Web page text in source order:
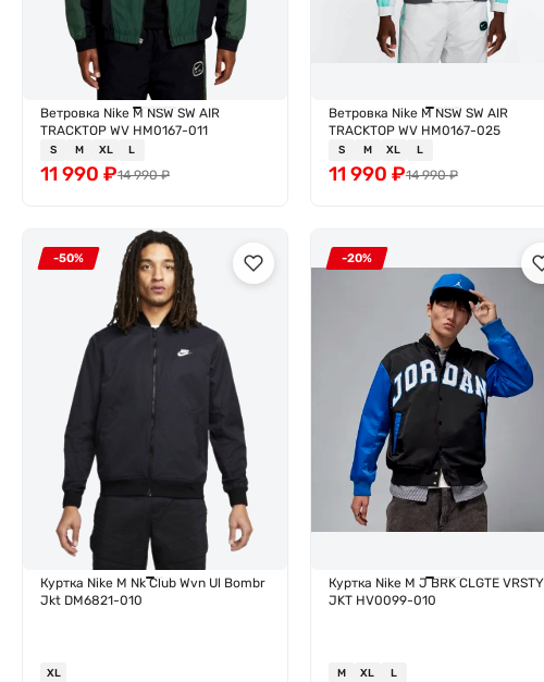
Ветровка Nike M NSW SW AIR
TRACKTOP WV HM0167-011
S M XL L
14 990₽
11 990 ₽
Ветровка Nike M NSW SW AIR
TRACKTOP WV HM0167-025
S M XL L
14 990₽
11 990 ₽
-50%
Куртка Nike M Nk Club Wvn Ul Bombr
Jkt DM6821-010
XL
-20%
Куртка Nike M J BRK CLGTE VRSTY
JKT HV0099-010
M XL L